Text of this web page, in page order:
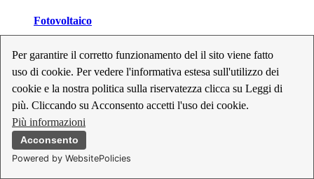
Per garantire il corretto funzionamento del il sito viene fatto
uso di cookie. Per vedere l'informativa estesa sull'utilizzo dei
cookie e la nostra politica sulla riservatezza clicca su Leggi di
più. Cliccando su Acconsento accetti l'uso dei cookie.
Più informazioni
Acconsento
Powered by WebsitePolicies
Fotovoltaico
Inverter per impianti fotovoltaici
Kit per impianti fotovoltaici
Moduli fotovoltaici
Sistemi di monitoraggio per impianti fotovoltaici
Strumenti di collaudo e configurazione per impianti
fotovoltaici
Supporti per impianti fotovoltaici
Geotermia